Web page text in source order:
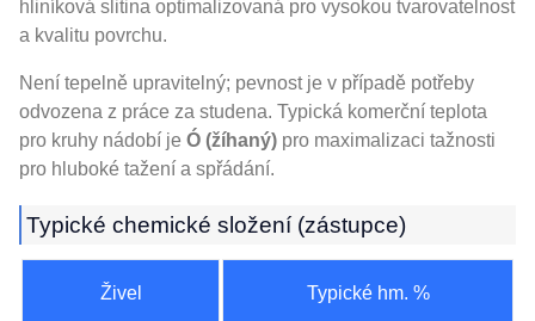
hliníková slitina optimalizovaná pro vysokou tvarovatelnost
a kvalitu povrchu.
Není tepelně upravitelný; pevnost je v případě potřeby
odvozena z práce za studena. Typická komerční teplota
pro kruhy nádobí je Ó (žíhaný) pro maximalizaci tažnosti
pro hluboké tažení a spřádání.
Typické chemické složení (zástupce)
Živel Typické hm. %